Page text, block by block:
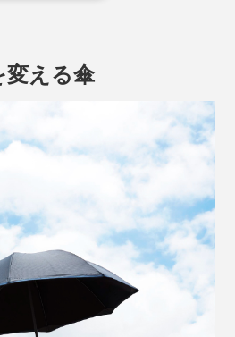
雨傘としてもJUPA基準 （※）を
変える傘